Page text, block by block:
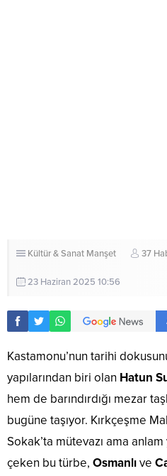
Kültür & Sanat Manşet 37
23 Haziran 2025 10:56
Kastamonu’nun tarihi
yapılarından biri olan Hatun
hem de barındırdığı mezar
bugüne taşıyor. Kırkçeşme
Sokak’ta mütevazı ama
çeken bu türbe, Osmanlıve